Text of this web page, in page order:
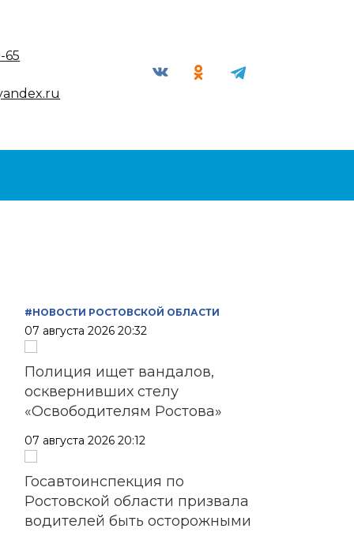
65
#НОВОСТИ РОСТОВСКОЙ ОБЛАСТИ
07 августа 2026 20:32
Полиция ищет вандалов,
осквернивших стелу
«Освободителям Ростова»
07 августа 2026 20:12
Госавтоинспекция по
Ростовской области призвала
водителей быть осторожными